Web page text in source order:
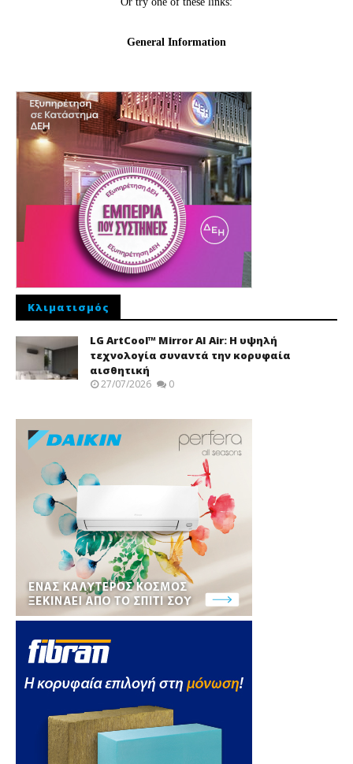
Κλιματισμός
LG ArtCool™ Mirror AI Air: Η υψηλή
τεχνολογία συναντά την κορυφαία
αισθητική
27/07/2026 0